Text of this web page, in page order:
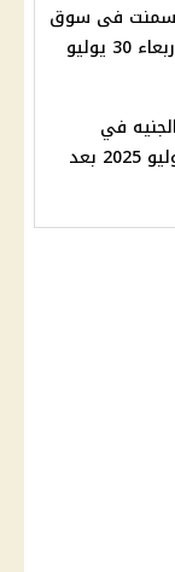
فى سوق
مواد البناء المصري اليوم الأربعاء 30 يوليو
في
تعاملات اليوم الأربعاء 30 يوليو 2025 بعد